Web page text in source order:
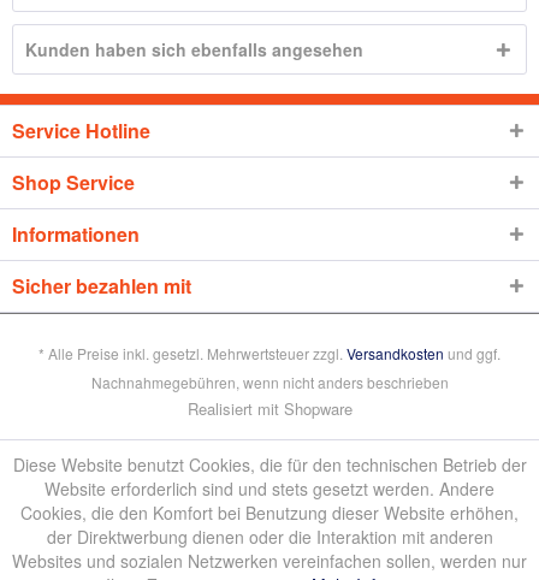
Kunden haben sich ebenfalls angesehen
Service Hotline
Shop Service
Informationen
Sicher bezahlen mit
* Alle Preise inkl. gesetzl. Mehrwertsteuer zzgl. Versandkosten und ggf.
Nachnahmegebühren, wenn nicht anders beschrieben
Realisiert mit Shopware
Diese Website benutzt Cookies, die für den technischen Betrieb der
Website erforderlich sind und stets gesetzt werden. Andere
Cookies, die den Komfort bei Benutzung dieser Website erhöhen,
der Direktwerbung dienen oder die Interaktion mit anderen
Websites und sozialen Netzwerken vereinfachen sollen, werden nur